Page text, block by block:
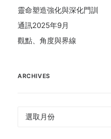
靈命塑造強化與深化門訓
通訊2025年9月
觀點、角度與界線
ARCHIVES
Archives